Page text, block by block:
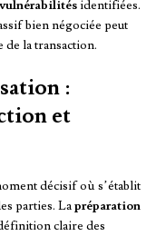
vulnérabilitésidentifiées.
bien négociée peut
de la transaction.
:
et
décisif où s’établit
parties. Lapréparation
claire des